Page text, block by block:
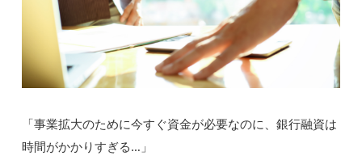
「事業拡大のために今すぐ資金が必要なのに、銀行融資は
時間がかかりすぎる…」